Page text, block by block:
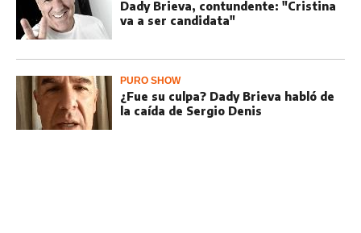
Dady Brieva, contundente: "Cristina
va a ser candidata"
PURO SHOW
¿Fue su culpa? Dady Brieva habló de
la caída de Sergio Denis